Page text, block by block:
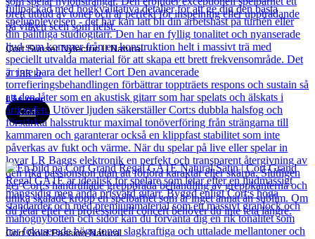
Cort Sunset Nylectric II Natural
7 135kr
Läs mer
Cort
Cort Gold Passion Natural